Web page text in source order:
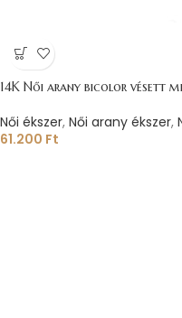
14K Női arany bicolor vésett
Női ékszer, Női arany ékszer,
61.200 Ft